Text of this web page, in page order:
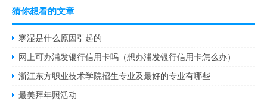
猜你想看的文章
寒湿是什么原因引起的
网上可办浦发银行信用卡吗（想办浦发银行信用卡怎么办）
浙江东方职业技术学院招生专业及最好的专业有哪些
最美拜年照活动